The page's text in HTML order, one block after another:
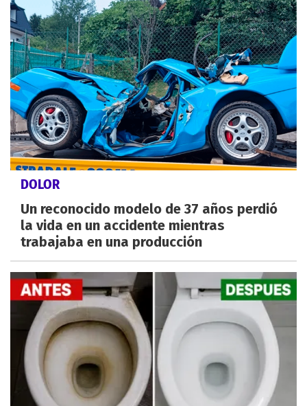
DOLOR
Un reconocido modelo de 37 años perdió
la vida en un accidente mientras
trabajaba en una producción